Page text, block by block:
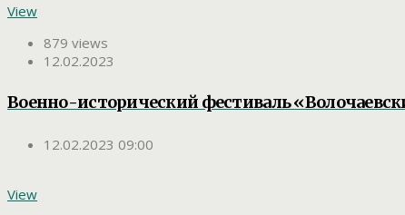
View
879 views
12.02.2023
Военно-исторический фестиваль
12.02.2023 09:00
View